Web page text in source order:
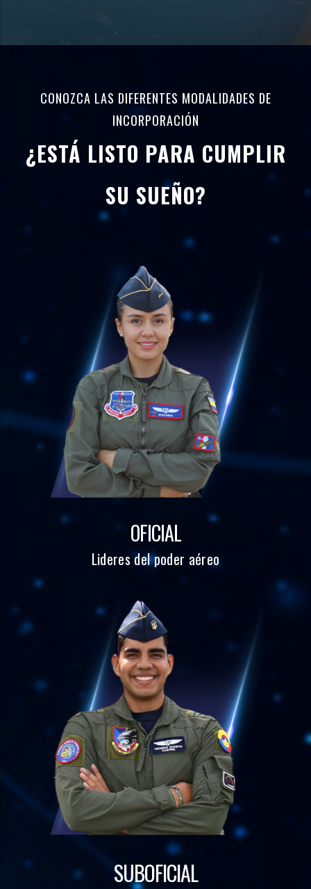
CONOZCA LAS DIFERENTES MODALIDADES DE
INCORPORACIÓN
¿ESTÁ LISTO PARA CUMPLIR
SU SUEÑO?
OFICIAL
Lideres del poder aéreo
SUBOFICIAL